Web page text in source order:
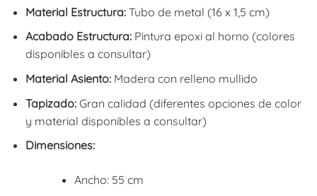
Material Estructura:Tubo de metal (16 x 1,5 cm)
Acabado Estructura:Pintura epoxi al horno (colores
disponibles a consultar)
Material Asiento:Madera con relleno mullido
Tapizado:Gran calidad (diferentes opciones de color
y material disponibles a consultar)
Dimensiones:
Ancho: 55 cm